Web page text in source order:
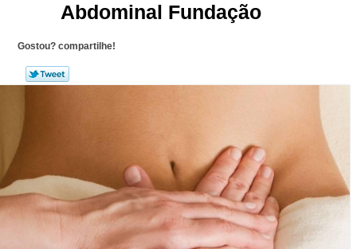
Abdominal Fundação
Gostou? compartilhe!